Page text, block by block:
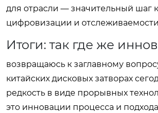
для отрасли — значительный шаг к
цифровизации и
Итоги: так где же
возвращаюсь к заглавному
китайских дисковых затворах
редкость в виде прорывных
это инновации процесса и